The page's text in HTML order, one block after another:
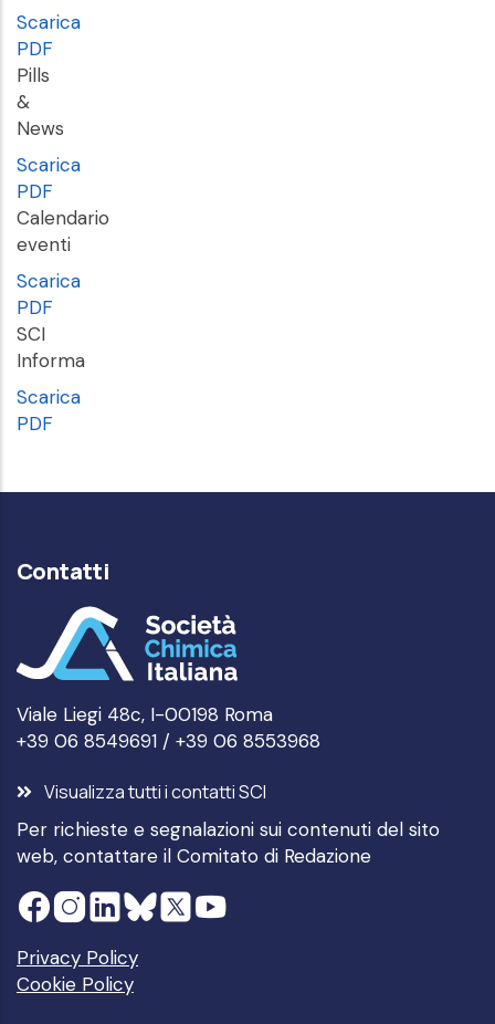
Scarica
PDF
Pills
&
News
Scarica
PDF
Calendario
eventi
Scarica
PDF
SCI
Informa
Scarica
PDF
Contatti
Viale Liegi 48c, I-00198 Roma
+39 06 8549691 / +39 06 8553968
Visualizza tutti i contatti SCI
Per richieste e segnalazioni sui contenuti del sito
web, contattare il Comitato di Redazione
Privacy Policy
Cookie Policy